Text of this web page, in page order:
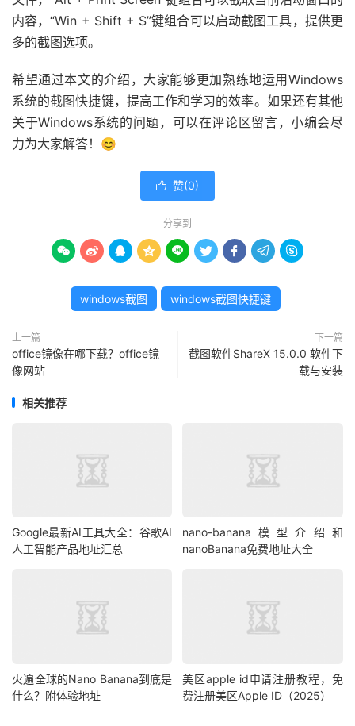
内容，“Win + Shift + S”键组合可以启动截图工具，提供更
多的截图选项。
希望通过本文的介绍，大家能够更加熟练地运用Windows
系统的截图快捷键，提高工作和学习的效率。如果还有其他
关于Windows系统的问题，可以在评论区留言，小编会尽
力为大家解答！😊
 赞(0)
分享到
        
windows截图 windows截图快捷键
上一篇
office镜像在哪下载？office镜
像网站
下一篇
截图软件ShareX 15.0.0 软件下
载与安装
相关推荐
Google最新AI工具大全：谷歌AI
人工智能产品地址汇总
nano-banana模型介绍和
nanoBanana免费地址大全
火遍全球的Nano Banana到底是
什么？附体验地址
美区apple id申请注册教程，免
费注册美区Apple ID（2025）